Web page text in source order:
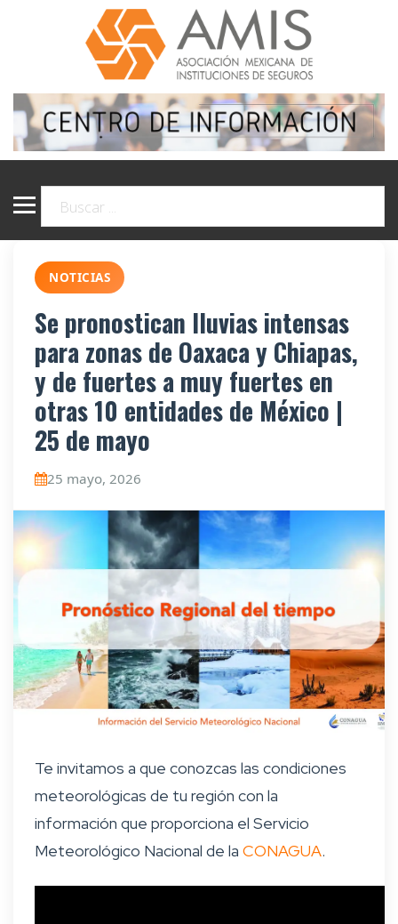
NOTICIAS
Se pronostican lluvias intensas
para zonas de Oaxaca y Chiapas,
y de fuertes a muy fuertes en
otras 10 entidades de México |
25 de mayo
25 mayo, 2026
Te invitamos a que conozcas las condiciones
meteorológicas de tu región con la
información que proporciona el Servicio
Meteorológico Nacional de la CONAGUA.